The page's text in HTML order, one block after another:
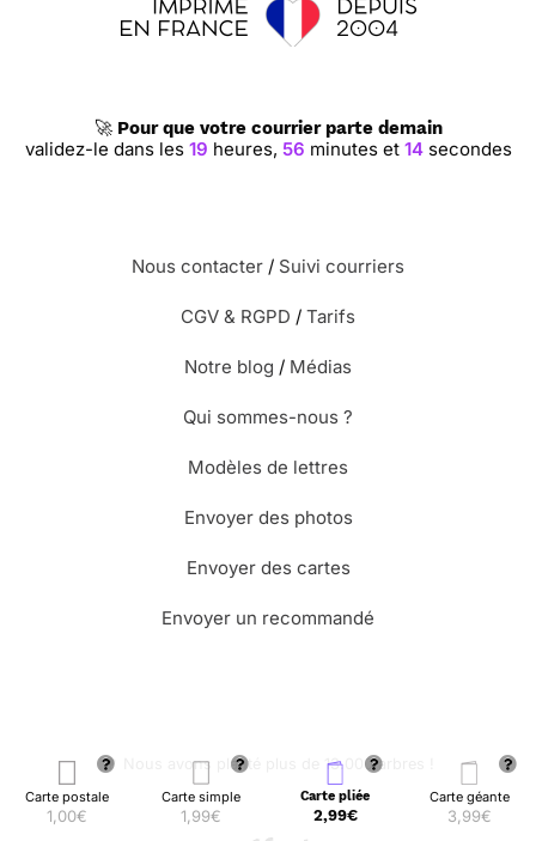
Carte postale
1,00€
Carte simple
1,99€
Carte pliée
2,99€
Carte géante
3,99€
🚀 Pour que votre courrier parte demain
validez-le dans les 19 heures, 56 minutes et 14secondes
Nous contacter / Suivi courriers
CGV & RGPD / Tarifs
Notre blog / Médias
Qui sommes-nous ?
Modèles de lettres
Envoyer des photos
Envoyer des cartes
Envoyer un recommandé
🌳 Nous avons planté plus de 13.000 arbres !